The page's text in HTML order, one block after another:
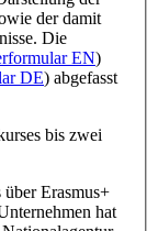
der damit
Die
EN)
DE) abgefasst
bis zwei
Erasmus+
hat